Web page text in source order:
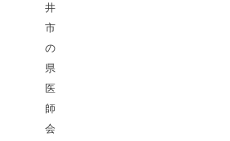
井
市
の
県
医
師
会